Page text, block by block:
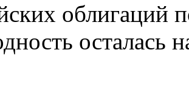
облигаций
осталась